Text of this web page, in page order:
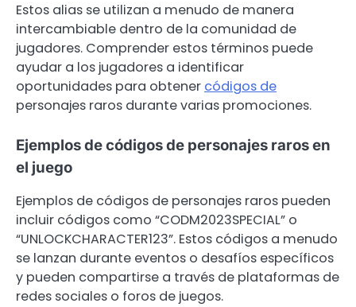
Estos alias se utilizan a menudo de manera
intercambiable dentro de la comunidad de
jugadores. Comprender estos términos puede
ayudar a los jugadores a identificar
oportunidades para obtener códigos de
personajes raros durante varias promociones.
Ejemplos de códigos de personajes raros en
el juego
Ejemplos de códigos de personajes raros pueden
incluir códigos como “CODM2023SPECIAL” o
“UNLOCKCHARACTER123”. Estos códigos a menudo
se lanzan durante eventos o desafíos específicos
y pueden compartirse a través de plataformas de
redes sociales o foros de juegos.